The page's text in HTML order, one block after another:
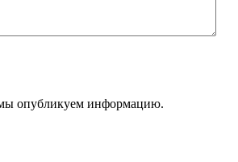
опубликуем информацию.